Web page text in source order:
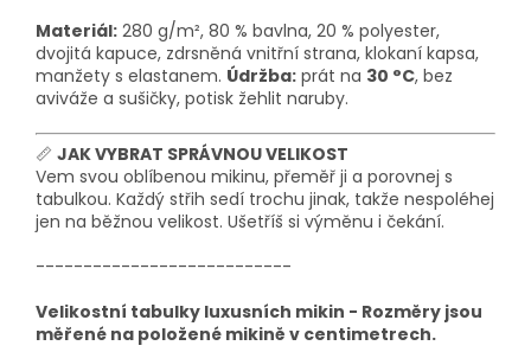
Materiál: 280 g/m², 80 % bavlna, 20 % polyester,
dvojitá kapuce, zdrsněná vnitřní strana, klokaní kapsa,
manžety s elastanem. Údržba: prát na 30 °C, bez
aviváže a sušičky, potisk žehlit naruby.
📏 JAK VYBRAT SPRÁVNOU VELIKOST
Vem svou oblíbenou mikinu, přeměř ji a porovnej s
tabulkou. Každý střih sedí trochu jinak, takže nespoléhej
jen na běžnou velikost. Ušetříš si výměnu i čekání.
---------------------------
Velikostní tabulky luxusních mikin - Rozměry jsou
měřené na položené mikině v centimetrech.